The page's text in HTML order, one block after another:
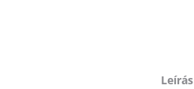
Leírás